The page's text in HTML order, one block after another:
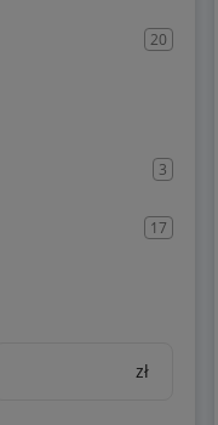
20
3
17
zł